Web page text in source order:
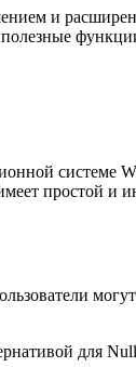
и
полезные
системе
простой и
для